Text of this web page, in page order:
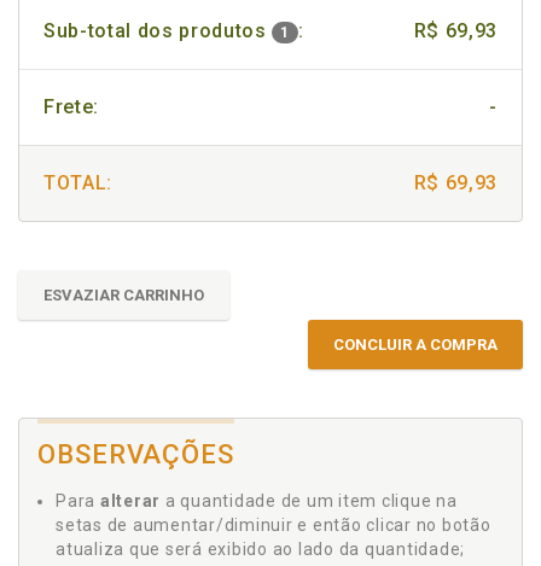
Sub-total dos produtos 1 : R$ 69,93
Frete: -
TOTAL: R$ 69,93
ESVAZIAR CARRINHO
CONCLUIR A COMPRA
OBSERVAÇÕES
Para alterar a quantidade de um item clique na
setas de aumentar/diminuir e então clicar no botão
atualiza que será exibido ao lado da quantidade;